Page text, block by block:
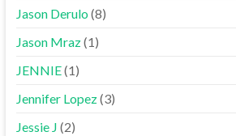
Jason Derulo(8)
Jason Mraz(1)
JENNIE(1)
Jennifer Lopez(3)
Jessie J (2)